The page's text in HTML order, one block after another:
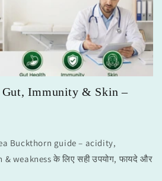
Gut, Immunity & Skin –
Buckthorn guide – acidity,
weakness के लिए सही उपयोग, फायदे और